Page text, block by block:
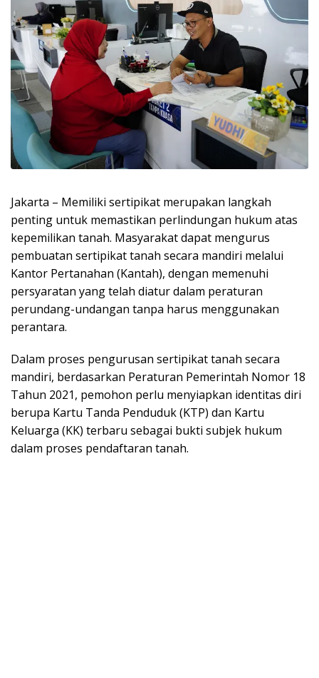
Jakarta – Memiliki sertipikat merupakan langkah
penting untuk memastikan perlindungan hukum atas
kepemilikan tanah. Masyarakat dapat mengurus
pembuatan sertipikat tanah secara mandiri melalui
Kantor Pertanahan (Kantah), dengan memenuhi
persyaratan yang telah diatur dalam peraturan
perundang-undangan tanpa harus menggunakan
perantara.
Dalam proses pengurusan sertipikat tanah secara
mandiri, berdasarkan Peraturan Pemerintah Nomor 18
Tahun 2021, pemohon perlu menyiapkan identitas diri
berupa Kartu Tanda Penduduk (KTP) dan Kartu
Keluarga (KK) terbaru sebagai bukti subjek hukum
dalam proses pendaftaran tanah.